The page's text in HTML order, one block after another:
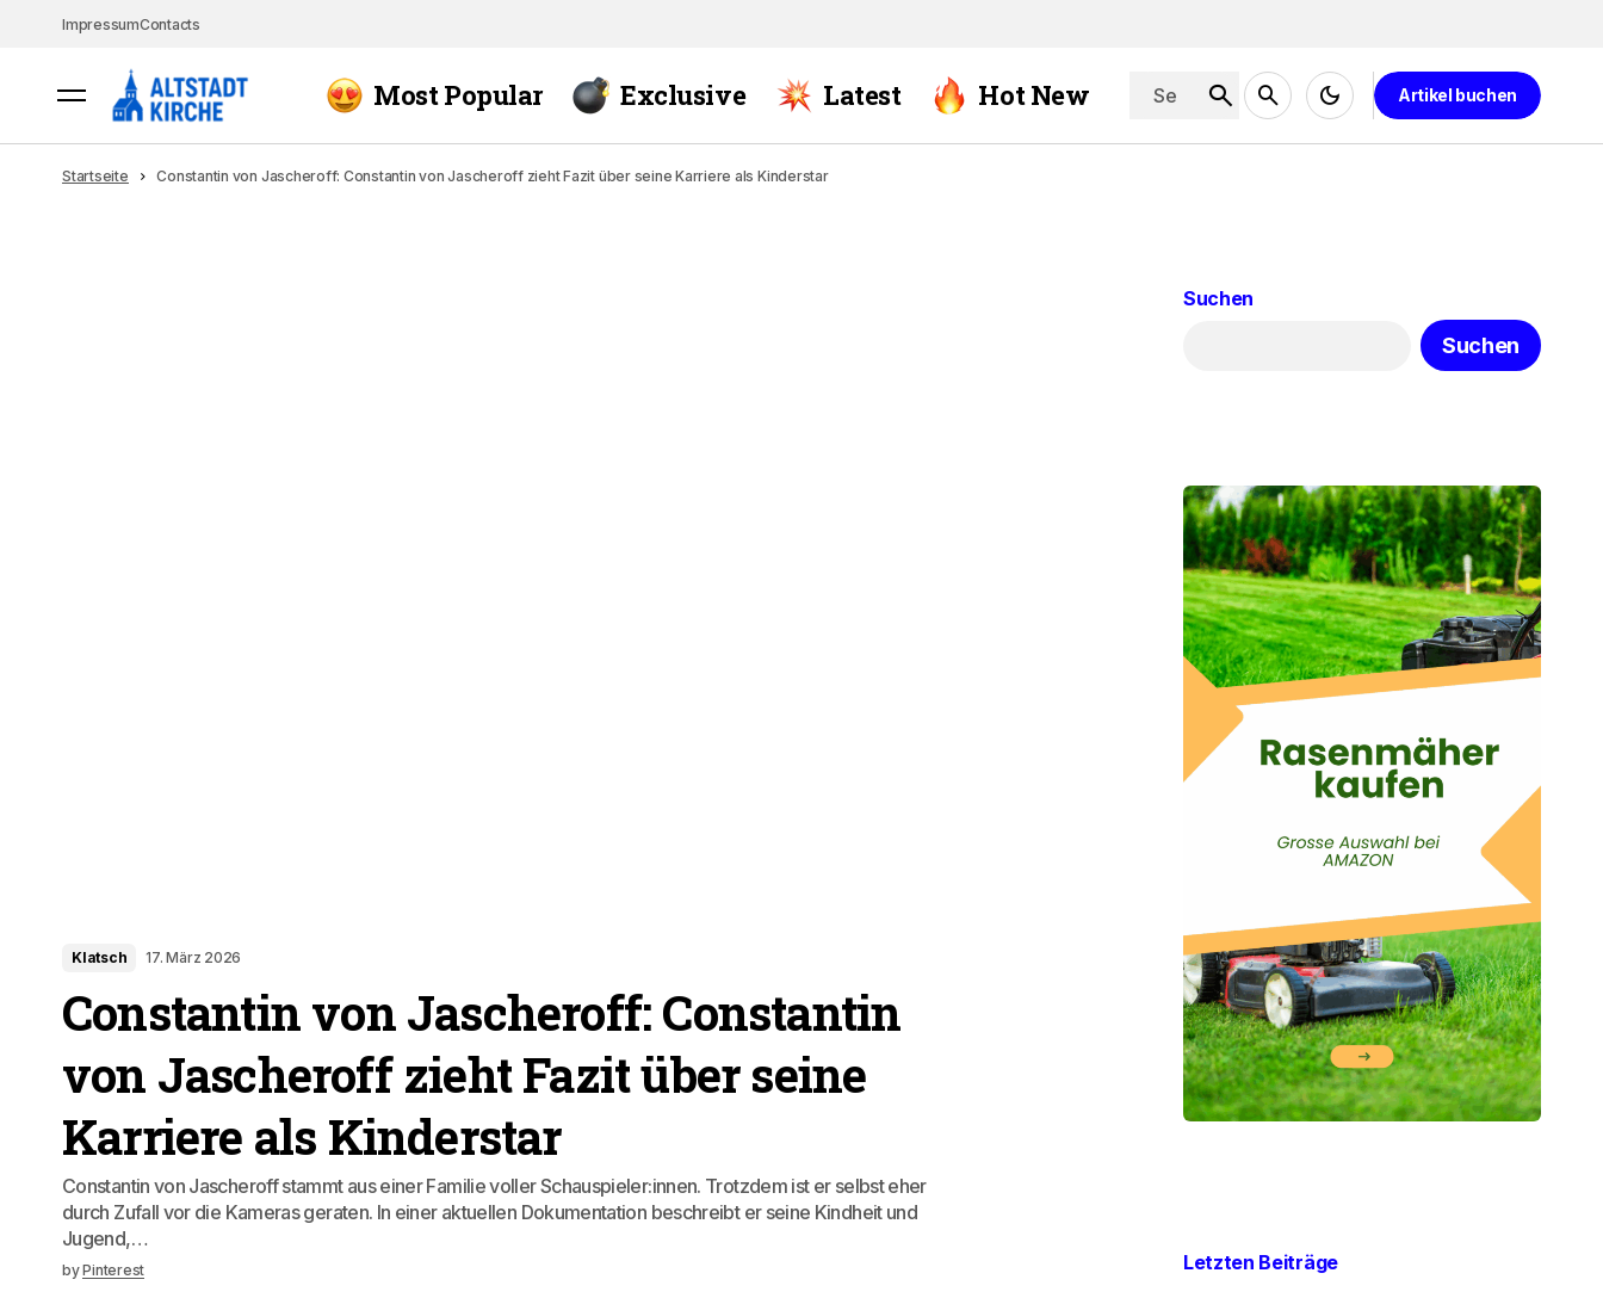
ImpressumContacts
Most Popular Exclusive Latest Hot New Artikel buchen
Startseite Constantin von Jascheroff: Constantin von Jascheroff zieht Fazit über seine Karriere als Kinderstar
Klatsch 17. März 2026
Constantin von Jascheroff: Constantin
von Jascheroff zieht Fazit über seine
Karriere als Kinderstar
Constantin von Jascheroff stammt aus einer Familie voller Schauspieler:innen. Trotzdem ist er selbst eher
durch Zufall vor die Kameras geraten. In einer aktuellen Dokumentation beschreibt er seine Kindheit und
Jugend,…
byPinterest
Suchen
Suchen
Letzten Beiträge